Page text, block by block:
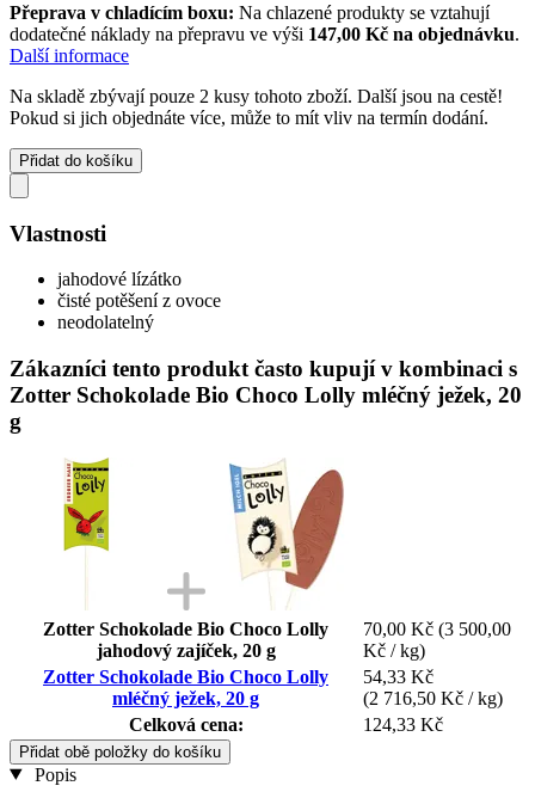
Přeprava v chladícím boxu: Na chlazené produkty se vztahují
dodatečné náklady na přepravu ve výši 147,00 Kč na objednávku.
Další informace
Na skladě zbývají pouze 2 kusy tohoto zboží. Další jsou na cestě!
Pokud si jich objednáte více, může to mít vliv na termín dodání.
Přidat do košíku
Vlastnosti
jahodové lízátko
čisté potěšení z ovoce
neodolatelný
Zákazníci tento produkt často kupují v kombinaci s
Zotter Schokolade Bio Choco Lolly mléčný ježek, 20
g
Zotter Schokolade Bio Choco Lolly
jahodový zajíček, 20 g
70,00 Kč (3 500,00
Kč / kg)
Zotter Schokolade Bio Choco Lolly
mléčný ježek, 20 g
54,33 Kč
(2 716,50 Kč / kg)
Celková cena:
124,33 Kč
Přidat obě položky do košíku
Popis